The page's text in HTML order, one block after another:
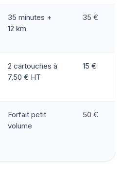
35 minutes +
12 km
35 €
2 cartouches à
7,50 € HT
15 €
Forfait petit
volume
50 €